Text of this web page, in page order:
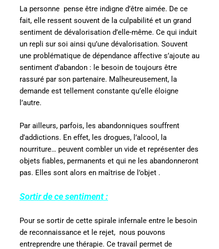
La personne pense être indigne d’être aimée. De ce
fait, elle ressent souvent de la culpabilité et un grand
sentiment de dévalorisation d’elle-même. Ce qui induit
un repli sur soi ainsi qu’une dévalorisation. Souvent
une problématique de dépendance affective s’ajoute au
sentiment d’abandon : le besoin de toujours être
rassuré par son partenaire. Malheureusement, la
demande est tellement constante qu’elle éloigne
l’autre.
Par ailleurs, parfois, les abandonniques souffrent
d’addictions. En effet, les drogues, l’alcool, la
nourriture… peuvent combler un vide et représenter des
objets fiables, permanents et qui ne les abandonneront
pas. Elles sont alors en maîtrise de l’objet .
Sortir de ce sentiment :
Pour se sortir de cette spirale infernale entre le besoin
de reconnaissance et le rejet, nous pouvons
entreprendre une thérapie. Ce travail permet de